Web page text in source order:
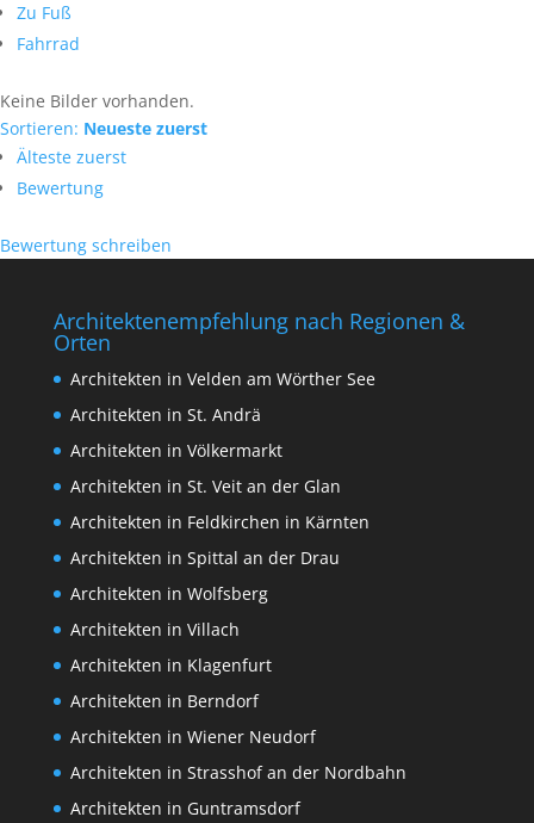
Zu Fuß
Fahrrad
Keine Bilder vorhanden.
Sortieren: Neueste zuerst
Älteste zuerst
Bewertung
Bewertung schreiben
Architektenempfehlung nach Regionen &
Orten
Architekten in Velden am Wörther See
Architekten in St. Andrä
Architekten in Völkermarkt
Architekten in St. Veit an der Glan
Architekten in Feldkirchen in Kärnten
Architekten in Spittal an der Drau
Architekten in Wolfsberg
Architekten in Villach
Architekten in Klagenfurt
Architekten in Berndorf
Architekten in Wiener Neudorf
Architekten in Strasshof an der Nordbahn
Architekten in Guntramsdorf